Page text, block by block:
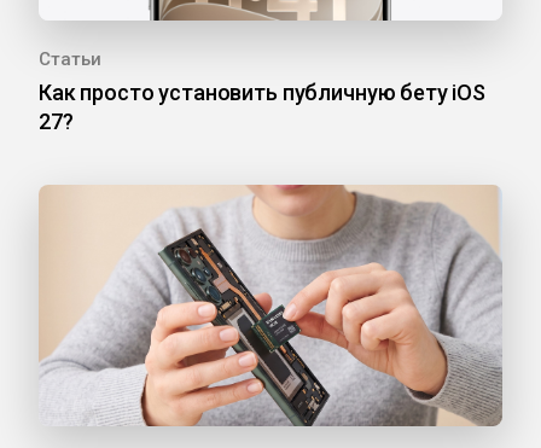
Статьи
Как просто установить публичную бету iOS
27?